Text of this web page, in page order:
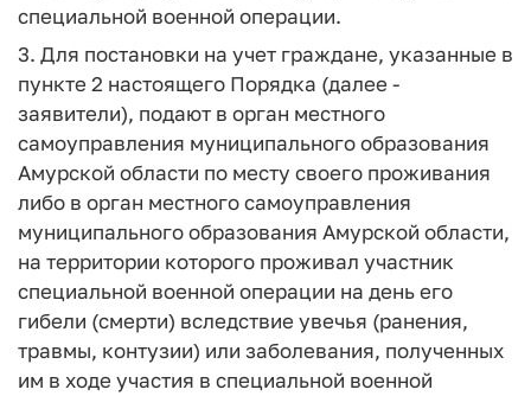
специальной военной операции.
3. Для постановки на учет граждане, указанные в
пункте 2 настоящего Порядка (далее -
заявители), подают в орган местного
самоуправления муниципального образования
Амурской области по месту своего проживания
либо в орган местного самоуправления
муниципального образования Амурской области,
на территории которого проживал участник
специальной военной операции на день его
гибели (смерти) вследствие увечья (ранения,
травмы, контузии) или заболевания, полученных
им в ходе участия в специальной военной